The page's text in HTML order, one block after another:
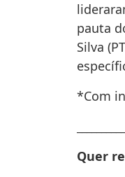
pauta
Silva
*Com
Quer